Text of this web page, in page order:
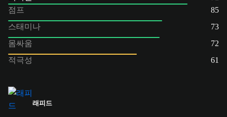
점프
85
스태미나
73
몸싸움
72
적극성
61
래피드